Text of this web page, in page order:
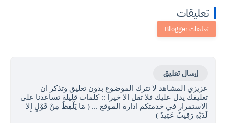
تعليقات
إرسال تعليق
عزيزي المشاهد لا تترك الموضوع بدون تعليق وتذكر ان
تعليقك يدل عليك فلا تقل الا خيرا :: كلمات قليلة تساعدنا على
الاستمرار في خدمتكم ادارة الموقع ... ( مَا يَلْفِظُ مِنْ قَوْلٍ إِلا
لَدَيْهِ رَقِيبٌ عَتِيدٌ )